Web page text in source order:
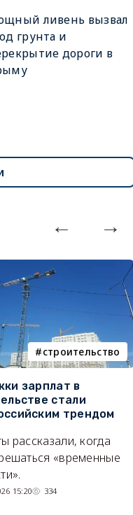
ливень вызвал
грунта и
дороги в
строительство
зарплат в
стали
трендом
рассказали, когда
«временные
15:20 334